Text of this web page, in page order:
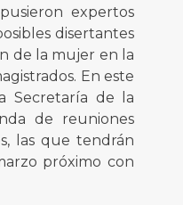
expertos
disertantes
de la mujer en la
En este
Secretaría de la
de reuniones
las que tendrán
próximo con